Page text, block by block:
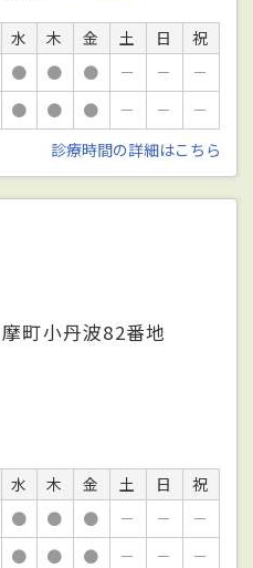
水 木 金 土 日
祝
● ● ● － －
－
● ● ● － －
－
診療時間の詳細はこちら
町小丹波82番地
水 木 金 土 日
祝
● ● ● － －
－
● ● ● － － －